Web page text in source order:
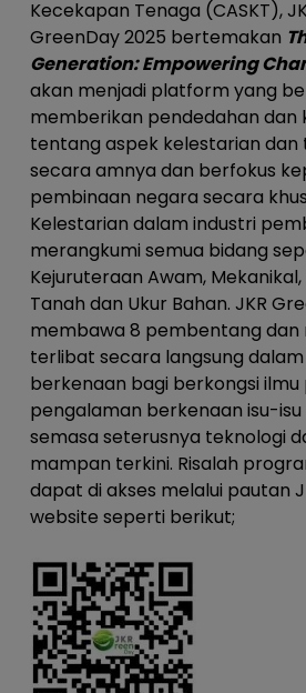
Kecekapan Tenaga (CASKT),
GreenDay 2025 bertemakan
Generation: Empowering
akan menjadi platform yang
memberikan pendedahan dan
tentang aspek kelestarian dan
secara amnya dan berfokus
pembinaan negara secara
Kelestarian dalam industri
merangkumi semua bidang
Kejuruteraan Awam,
Tanah dan Ukur Bahan. JKR
membawa 8 pembentang
terlibat secara langsung
berkenaan bagi berkongsi
pengalaman berkenaan isu-
semasa seterusnya teknologi
mampan terkini. Risalah
dapat di akses melalui pautan
website seperti berikut;